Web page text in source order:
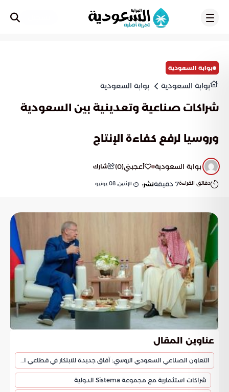
بوابة السعودية
بوابة السعودية بوابة السعودية
شراكات صناعية وتعدينية بين السعودية
وروسيا لرفع كفاءة الإنتاج
بوابة السعودية أعجبني(
0
) شارك
دقائق القراءة7 دقيقةنشر: الإثنين, 08 يونيو
عناوين المقال
التعاون الصناعي السعودي الروسي: آفاق جديدة للابتكار في قطاعي التعدين والتصنيع
شراكات استثمارية مع مجموعة Sistema الدولية